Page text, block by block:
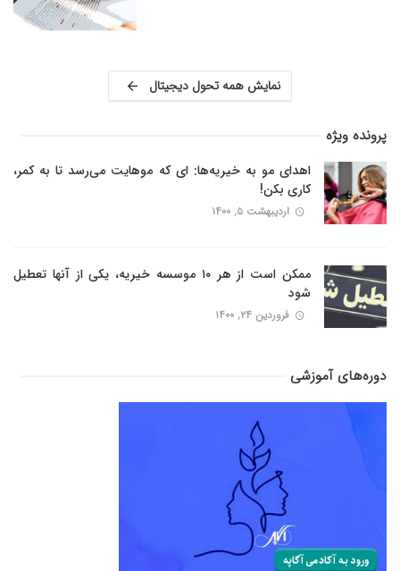
نمایش همه تحول دیجیتال
پرونده ویژه
اهدای مو به خیریه‌ها: ای که موهایت می‌رسد تا به کمر،
کاری بکن!
اردیبهشت ۵, ۱۴۰۰
ممکن است از هر ۱۰ موسسه خیریه، یکی از آنها تعطیل
شود
فروردین ۲۴, ۱۴۰۰
دوره‌های آموزشی